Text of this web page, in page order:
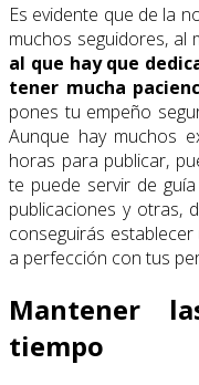
Es evidente que de la
muchos seguidores, al
al que hay que
tener mucha
pones tu empeño
Aunque hay muchos
horas para publicar,
te puede servir de
publicaciones y otras,
conseguirás
a perfección con tus
Mantener
tiempo